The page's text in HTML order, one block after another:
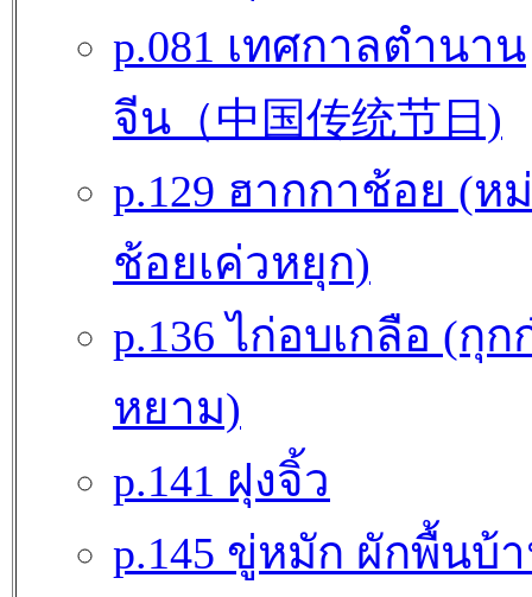
p.081 เทศกาลตำนาน
จีน（中国传统节日)
p.129 ฮากกาช้อย (ห
ช้อยเค่วหยุก)
p.136 ไก่อบเกลือ (กุก
หยาม)
p.141 ฝุงจิ้ว
p.145 ขู่หมัก ผักพื้นบ้